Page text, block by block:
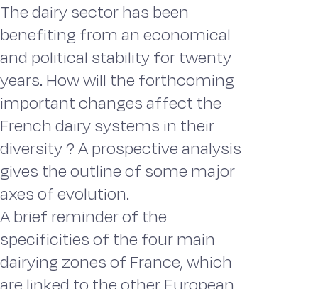
The dairy sector has been
benefiting from an economical
and political stability for twenty
years. How will the forthcoming
important changes affect the
French dairy systems in their
diversity ? A prospective analysis
gives the outline of some major
axes of evolution.
A brief reminder of the
specificities of the four main
dairying zones of France, which